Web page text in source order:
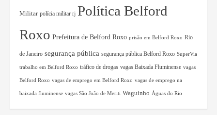
Militar polícia militar rj Política Belford
Roxo Prefeitura de Belford Roxo prisão em Belford Roxo Rio
de Janeiro segurança pública segurança pública Belford Roxo SuperVia
trabalho em Belford Roxo tráfico de drogas vagas Baixada Fluminense vagas
Belford Roxo vagas de emprego em Belford Roxo vagas de emprego na
baixada fluminense vagas São João de Meriti Waguinho Águas do Rio